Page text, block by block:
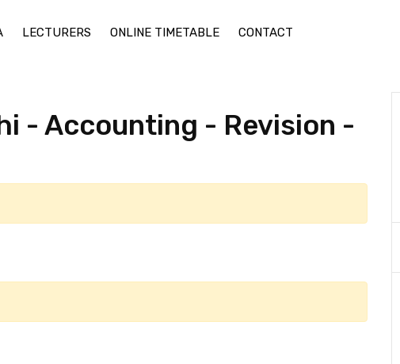
LECTURERS ONLINE TIMETABLE CONTACT
- Accounting - Revision -